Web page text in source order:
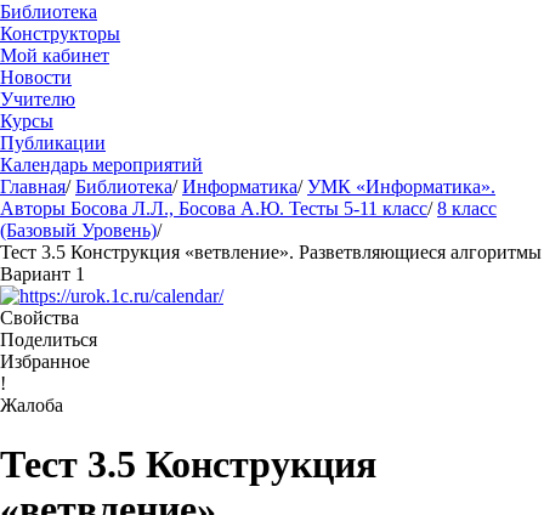
Библиотека
Конструкторы
Мой кабинет
Новости
Учителю
Курсы
Публикации
Календарь мероприятий
Главная/ Библиотека/ Информатика/ УМК «Информатика».
Авторы Босова Л.Л., Босова А.Ю. Тесты 5-11 класс/ 8 класс
(Базовый Уровень)/
Тест 3.5 Конструкция «ветвление». Разветвляющиеся алгоритмы
Вариант 1
Свойства
Поделиться
Избранное
!
Жалоба
Тест 3.5 Конструкция